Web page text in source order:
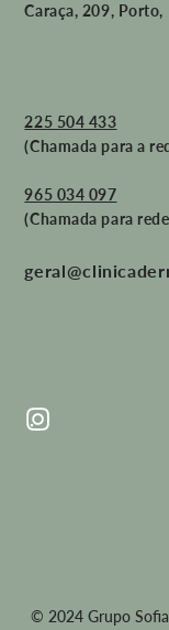
Caraça, 209, Porto,
225 504 433
(Chamada para a
965 034 097
(Chamada para
© 2024 Grupo